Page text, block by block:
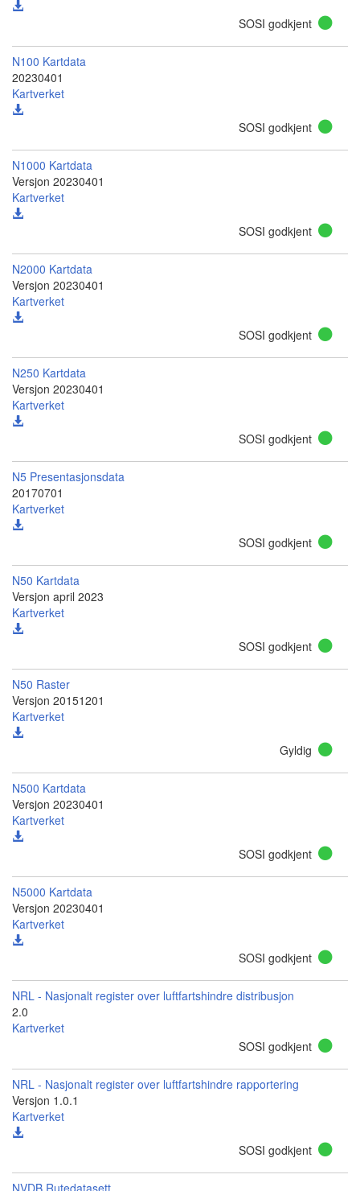
SOSI godkjent
N100 Kartdata
20230401
Kartverket
SOSI godkjent
N1000 Kartdata
Versjon 20230401
Kartverket
SOSI godkjent
N2000 Kartdata
Versjon 20230401
Kartverket
SOSI godkjent
N250 Kartdata
Versjon 20230401
Kartverket
SOSI godkjent
N5 Presentasjonsdata
20170701
Kartverket
SOSI godkjent
N50 Kartdata
Versjon april 2023
Kartverket
SOSI godkjent
N50 Raster
Versjon 20151201
Kartverket
Gyldig
N500 Kartdata
Versjon 20230401
Kartverket
SOSI godkjent
N5000 Kartdata
Versjon 20230401
Kartverket
SOSI godkjent
NRL - Nasjonalt register over luftfartshindre distribusjon
2.0
Kartverket
SOSI godkjent
NRL - Nasjonalt register over luftfartshindre rapportering
Versjon 1.0.1
Kartverket
SOSI godkjent
NVDB Rutedatasett